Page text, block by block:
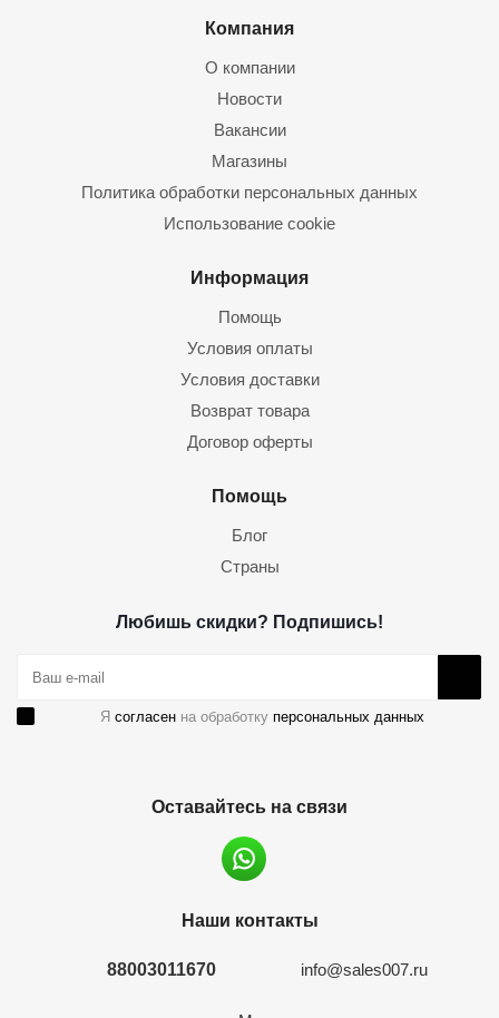
Компания
О компании
Новости
Вакансии
Магазины
Политика обработки персональных данных
Использование cookie
Информация
Помощь
Условия оплаты
Условия доставки
Возврат товара
Договор оферты
Помощь
Блог
Страны
Любишь скидки? Подпишись!
Я согласен на обработку персональных данных
Оставайтесь на связи
Наши контакты
88003011670 info@sales007.ru